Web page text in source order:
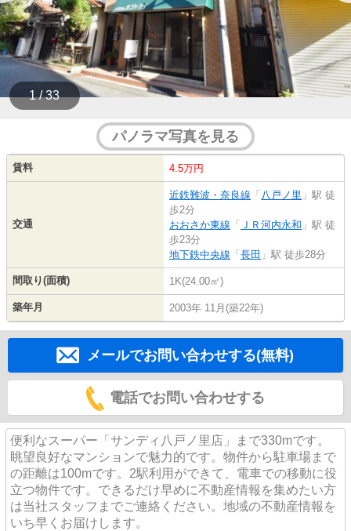
1 / 33
パノラマ写真を見る
賃料 4.5万円
交通
近鉄難波・奈良線 「 八戸ノ里 」駅 徒
歩2分
おおさか東線 「 ＪＲ河内永和 」駅 徒
歩23分
地下鉄中央線 「 長田 」駅 徒歩28分
間取り(面積) 1K(24.00㎡)
築年月 2003年 11月(築22年)
メールでお問い合わせする(無料)
電話でお問い合わせする
便利なスーパー「サンディ八戸ノ里店」まで330mです。
眺望良好なマンションで魅力的です。物件から駐車場まで
の距離は100mです。2駅利用ができて、電車での移動に役
立つ物件です。できるだけ早めに不動産情報を集めたい方
は当社スタッフまでご連絡ください。地域の不動産情報を
いち早くお届けします。